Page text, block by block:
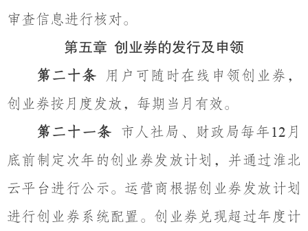
审查信息进行核对。
第五章 创业券的发行及申领
第二十条
用户可随时在线申领创业券，
创业券按月度发放，每期当月有效。
第二十一条
市人社局、财政局每年 12 月
底前制定次年的创业券发放计划，并通过淮北
云平台进行公示。运营商根据创业券发放计划
进行创业券系统配置。创业券兑现超过年度计